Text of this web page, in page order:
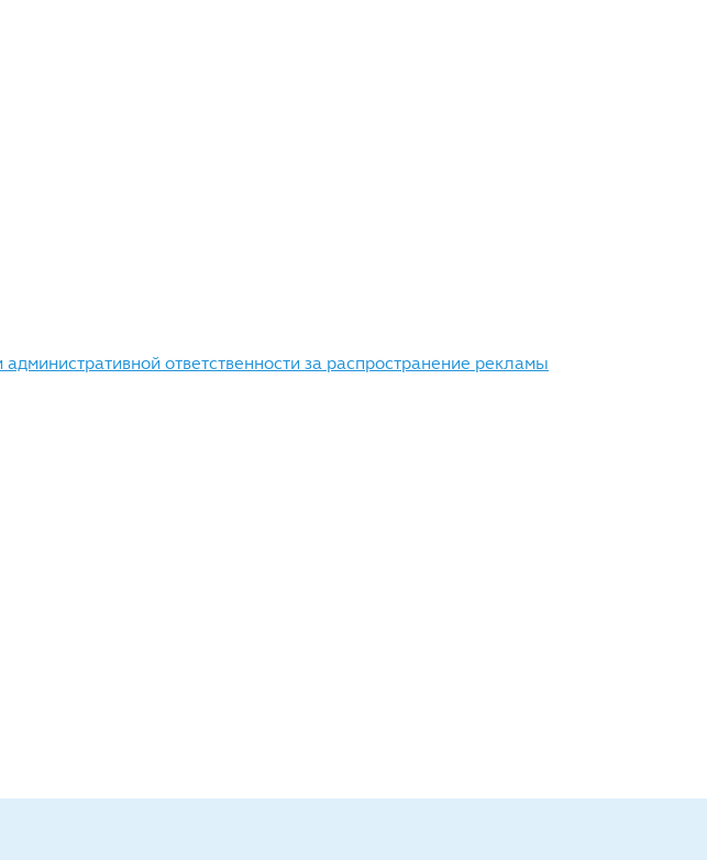
ответственности за распространение рекламы